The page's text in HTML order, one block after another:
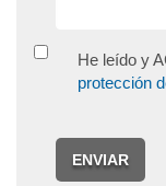
He leído y
protección
ENVIAR